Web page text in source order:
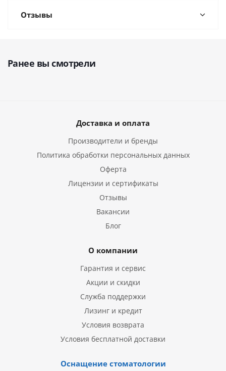
Отзывы
Ранее вы смотрели
Доставка и оплата
Производители и бренды
Политика обработки персональных данных
Оферта
Лицензии и сертификаты
Отзывы
Вакансии
Блог
О компании
Гарантия и сервис
Акции и скидки
Служба поддержки
Лизинг и кредит
Условия возврата
Условия бесплатной доставки
Оснащение стоматологии